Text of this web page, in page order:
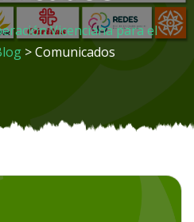
Vicenciana para el
> Comunicados